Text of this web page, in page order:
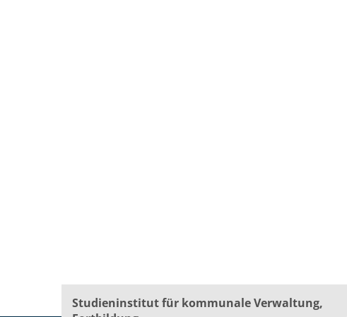
Studieninstitut für kommunale Verwaltung,